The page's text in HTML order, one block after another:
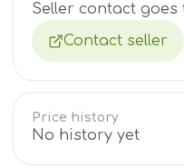
Seller contact goes
Contact seller
Price history
No history yet